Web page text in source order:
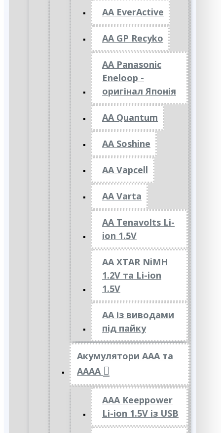
AA EverActive
AA GP Recyko
AA Panasonic
Eneloop -
оригінал Японія
AA Quantum
AA Soshine
AA Vapcell
AA Varta
AA Tenavolts Li-
ion 1.5V
AA XTAR NiMH
1.2V та Li-ion
1.5V
АА із виводами
під пайку
Акумулятори ААА та
АААА
AAA Keeppower
Li-ion 1.5V із USB